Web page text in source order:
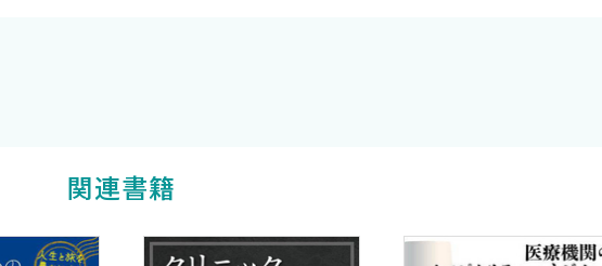
関連書籍